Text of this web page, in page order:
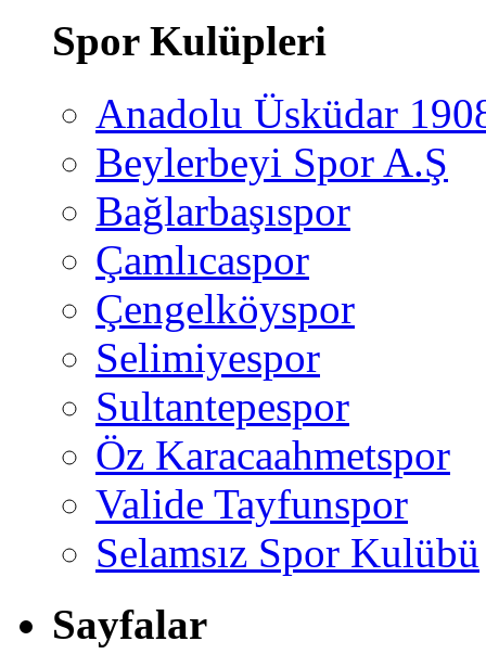
Spor Kulüpleri
Anadolu Üsküdar
Beylerbeyi Spor A.Ş
Bağlarbaşıspor
Çamlıcaspor
Çengelköyspor
Selimiyespor
Sultantepespor
Öz Karacaahmetspor
Valide Tayfunspor
Selamsız Spor Kulübü
Sayfalar